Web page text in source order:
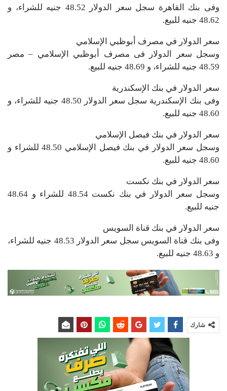
وفى بنك القاهرة سجل سعر الدولار 48.52 جنيه للشراء، و
48.62 جنيه للبيع.
سعر الدولار في مصرف أبوظبي الإسلامي
وسجل سعر الدولار فى مصرف أبوظبي الإسلامي – مصر
48.59 جنيه للشراء، و 48.69 جنيه للبيع.
سعر الدولار في بنك الإسكندرية
وفى بنك الإسكندرية سجل سعر الدولار 48.50 جنيه للشراء، و
48.60 جنيه للبيع.
سعر الدولار في بنك فيصل الإسلامي
وسجل سعر الدولار في بنك فيصل الإسلامي 48.50 للشراء و
48.60 جنيه للبيع.
سعر الدولار في بنك نكست
وسجل سعر الدولار في بنك نكست 48.54 للشراء و 48.64
جنيه للبيع.
سعر الدولار في بنك قناة السويس
وفى بنك قناة السويس سجل سعر الدولار 48.53 جنيه للشراء،
و 48.63 جنيه للبيع.
شارك